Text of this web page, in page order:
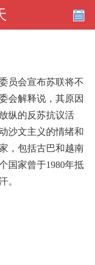
员会宣布苏联将不
会解释说，其原因
纵的反苏抗议活
沙文主义的情绪和
，包括古巴和越南
国家曾于1980年抵
。